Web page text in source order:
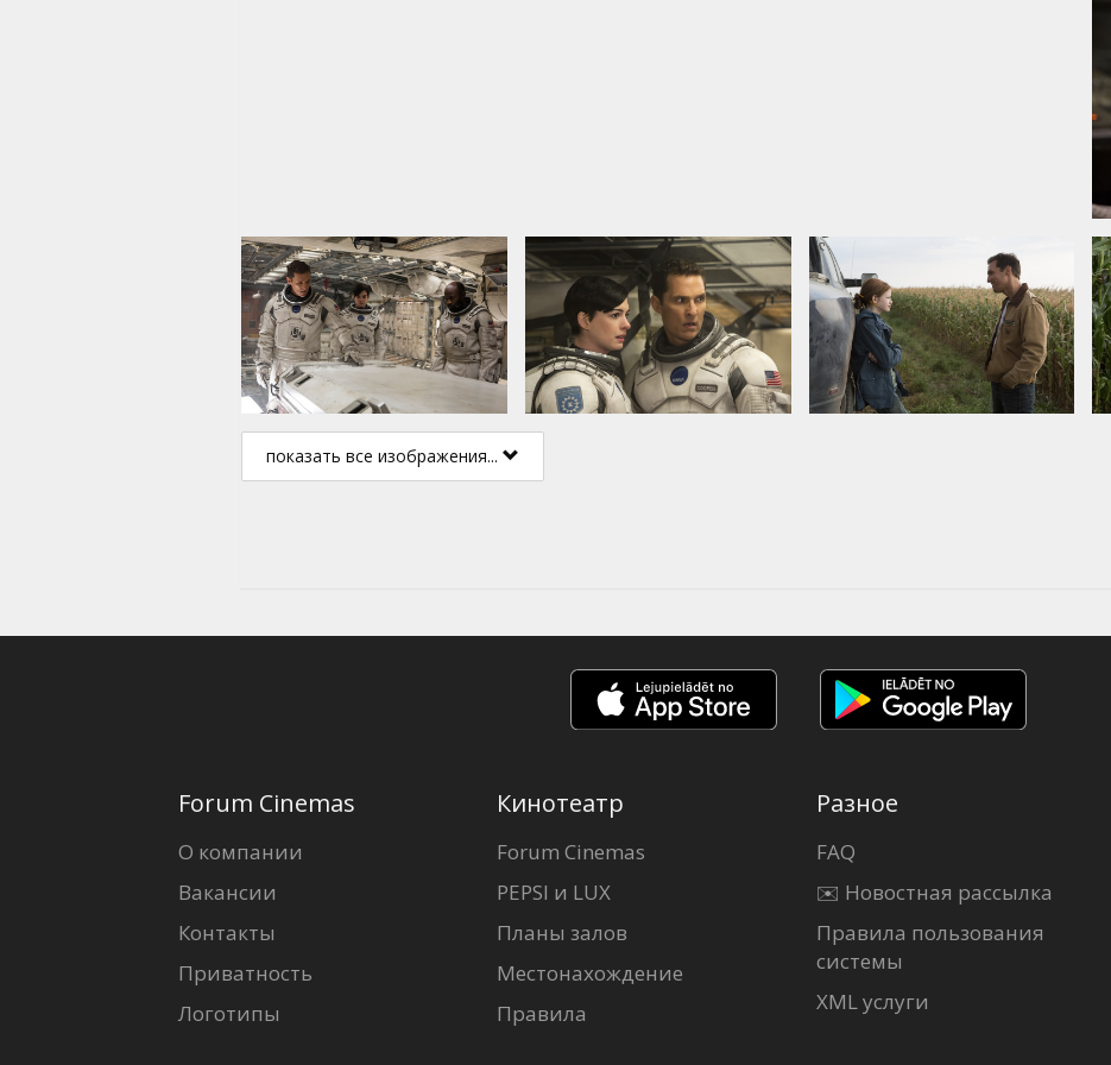
показать все изображения...
Forum Cinemas
О компании
Вакансии
Контакты
Приватность
Логотипы
Кинотеатр
Forum Cinemas
PEPSI и LUX
Планы залов
Местонахождение
Правила
Разное
FAQ
✉️ Новостная рассылка
Правила пользования
системы
XML услуги